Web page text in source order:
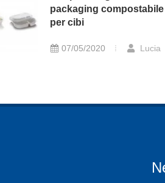
packaging compostabile
per cibi
07/05/2020 Lucia